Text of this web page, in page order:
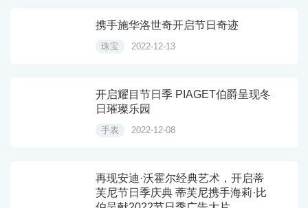
携手施华洛世奇开启节日奇迹
珠宝 2022-12-13
开启耀目节日季 PIAGET伯爵呈现冬
日璀璨乐园
手表 2022-12-08
再现安迪·沃霍尔经典艺术，开启蒂
芙尼节日季庆典 蒂芙尼携手海莉·比